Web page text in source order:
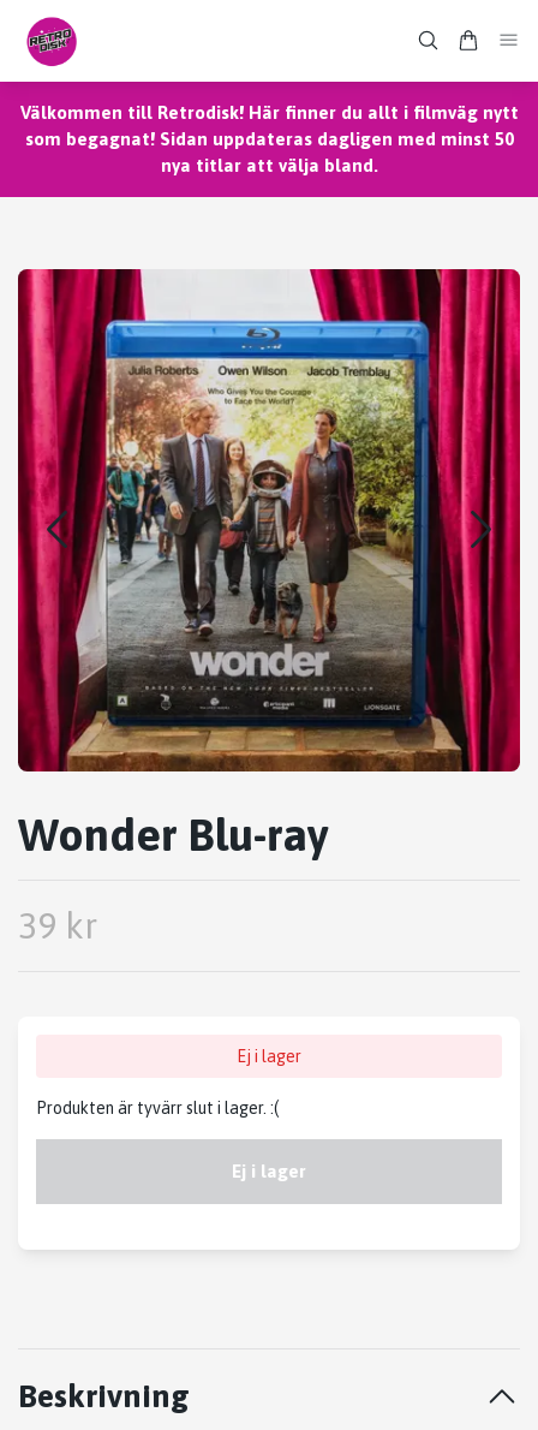
Välkommen till Retrodisk! Här finner du allt i filmväg nytt
som begagnat! Sidan uppdateras dagligen med minst 50
nya titlar att välja bland.
Wonder Blu-ray
39 kr
Ej i lager
Produkten är tyvärr slut i lager. :(
Ej i lager
Beskrivning